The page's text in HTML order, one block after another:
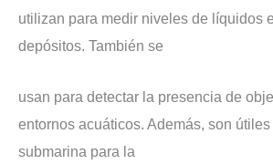
utilizan para medir niveles de líquidos
depósitos. También se
usan para detectar la presencia de
entornos acuáticos. Además, son
submarina para la